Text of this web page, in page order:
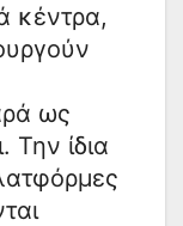
κέντρα,
ως
Την ίδια